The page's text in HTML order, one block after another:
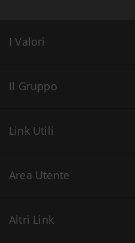
I Valori
Il Gruppo
Link Utili
Area Utente
Altri Link